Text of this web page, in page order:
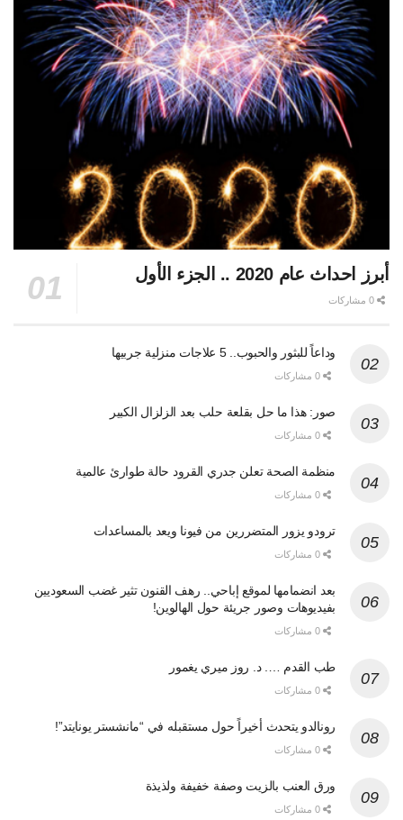
أبرز احداث عام 2020 .. الجزء الأول
وداعاً للبثور والحبوب.. 5 علاجات منزلية جربيها
صور: هذا ما حل بقلعة حلب بعد الزلزال الكبير
منظمة الصحة تعلن جدري القرود حالة طوارئ عالمية
ترودو يزور المتضررين من فيونا ويعد بالمساعدات
بعد انضمامها لموقع إباحي.. رهف القنون تثير غضب السعوديين
بفيديوهات وصور جريئة حول الهالوين!
طب القدم …. د. روز ميري يغمور
رونالدو يتحدث أخيراً حول مستقبله في “مانشستر يونايتد”!
ورق العنب بالزيت وصفة خفيفة ولذيذة